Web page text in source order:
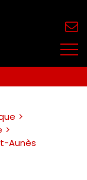
Aunès